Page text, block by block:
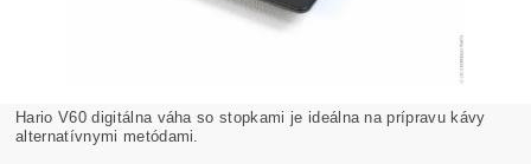
Hario V60 digitálna váha so stopkami je ideálna na prípravu kávy
alternatívnymi metódami.